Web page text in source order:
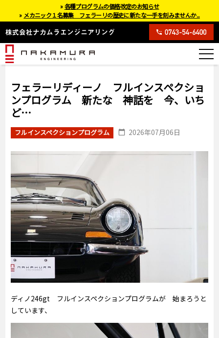
フェラーリディーノ フルインスペクショ
ンプログラム 新たな 神話を 今、いち
ど…
フルインスペクションプログラム 2026年07月06日
ディノ246gt フルインスペクションプログラムが 始まろうと
しています、
»各種プログラムの価格改定のお知らせ
» メカニック１名募集 フェラーリの歴史に新たな一手を刻みませんか...